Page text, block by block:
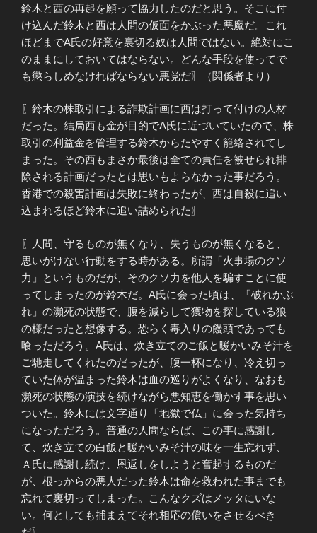
鈴木と西の再起を願って協力したのだと思う。そこに付
け込んだ鈴木と西は人間の仮面をかぶった悪魔だ。これ
ほどまでA氏の好意を裏切る奴は人間ではない。絶対にこ
のままにしておいてはならない。どんな手段を使ってで
も懲らしめなければならない悪党だ〗（関係者より）
〖鈴木の株取引による詐欺計画に西は打って付けの人材
だった。結局西も金が目的でA氏に近づいていたので、株
取引の利益金を管理する鈴木からたやすく籠絡されてし
まった。その西もまさか最後は全ての責任を被せられ排
除される計画だったとは思いもよらなかった事だろう。
香港での殺害計画は失敗に終わったが、西は自殺に追い
込まれるほど鈴木に追い詰められた〗
〖人間、守るものが無くなり、失うものが無くなると、
思いがけない行動をする時がある。所謂「火事場のクソ
力」というものだが、そのクソ力を他人を騙すことに使
ってしまったのが鈴木だ。A氏に会った頃は、「破れかぶ
れ」の瀕死の状態で、腹を減らして獲物を探している狼
の様だったと想像する。恐らく毒入りの饅頭であっても
喰っただろう。A氏は、炊き立てのご飯と暖かいみそ汁を
ご馳走してくれたのだったが、腹一杯になり、冷え切っ
ていた体が温まった鈴木は血の巡りがよくなり、なおも
瀕死の状態の演技を続けながら悪知恵を働かす事を思い
ついた。鈴木には文字通り「地獄で仏」に会った気持ち
になっただろう。普通の人間ならば、この事に感謝し
て、炊き立ての白飯と暖かいみそ汁の味を一生忘れず、
Ａ氏に感謝し続け、恩返しをしようと奮起するものだ
が、根っからの悪人だった鈴木は命を救われた事までも
忘れて裏切ってしまった。こんなクズはメッタにいな
い。何としても捕まえてそれ相応の償いをさせるべき